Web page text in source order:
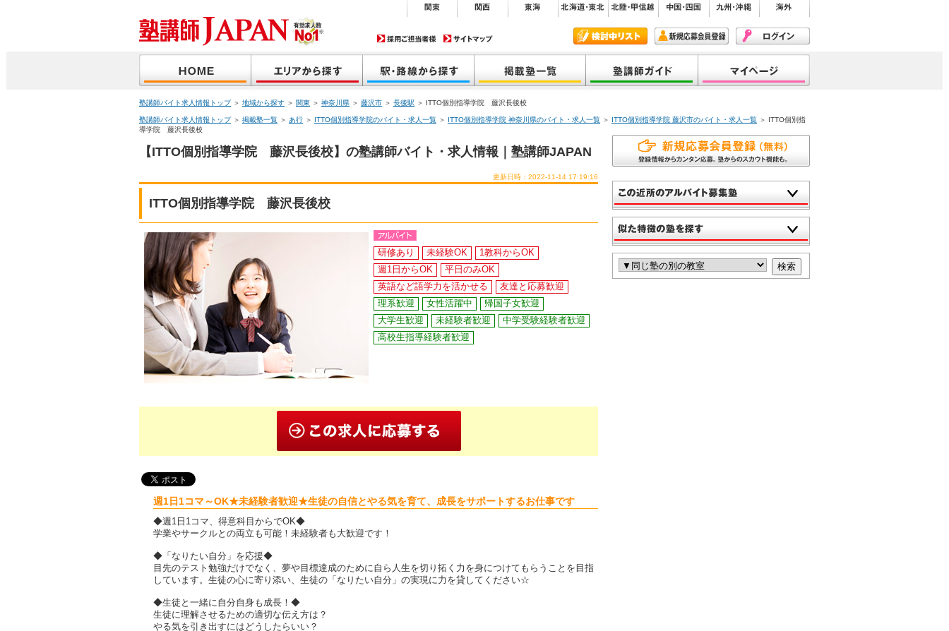
塾講師バイト求人情報トップ＞ 地域から探す ＞ 関東 ＞ 神奈川県 ＞ 藤沢市 ＞ 長後駅 ＞ ITTO個別指導学院 藤沢長後校
塾講師バイト求人情報トップ＞ 掲載塾一覧 ＞ あ行 ＞ ITTO個別指導学院のバイト・求人一覧 ＞ ITTO個別指導学院 神奈川県のバイト・求人一覧 ＞ ITTO個別指導学院 藤沢市のバイト・求人一覧 ＞ ITTO個別指
導学院 藤沢長後校
【ITTO個別指導学院 藤沢長後校】の塾講師バイト・求人情報｜塾講師JAPAN
更新日時：2022-11-14 17:19:16
ITTO個別指導学院 藤沢長後校
研修あり 未経験OK
1教科からOK
週1日からOK
平日のみOK
英語など語学力を活かせる
友達と応募歓迎
理系歓迎
女性活躍中
帰国子女歓迎
大学生歓迎
未経験者歓迎
中学受験経験者歓迎
高校生指導経験者歓迎
週1日1コマ～OK★未経験者歓迎★生徒の自信とやる気を育て、成長をサポートするお仕事です
◆週1日1コマ、得意科目からでOK◆
学業やサークルとの両立も可能！未経験者も大歓迎です！
◆「なりたい自分」を応援◆
目先のテスト勉強だけでなく、夢や目標達成のために自ら人生を切り拓く力を身につけてもらうことを目指
しています。生徒の心に寄り添い、生徒の「なりたい自分」の実現に力を貸してください☆
◆生徒と一緒に自分自身も成長！◆
生徒に理解させるための適切な伝え方は？
やる気を引き出すにはどうしたらいい？